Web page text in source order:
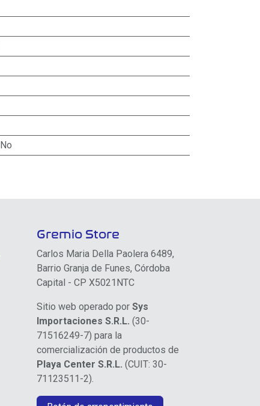
No
Gremio Store
Carlos Maria Della Paolera 6489,
Barrio Granja de Funes, Córdoba
Capital - CP X5021NTC
Sitio web operado por Sys
Importaciones S.R.L. (30-
71516249-7) para la
comercialización de productos de
Playa Center S.R.L. (CUIT: 30-
71123511-2).